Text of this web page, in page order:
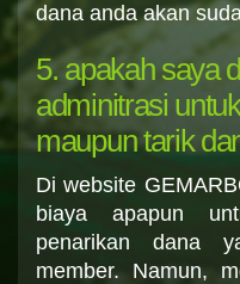
dana anda akan
5. apakah saya
adminitrasi
maupun tarik
Di website
biaya apapun
penarikan dana
member. Namun,